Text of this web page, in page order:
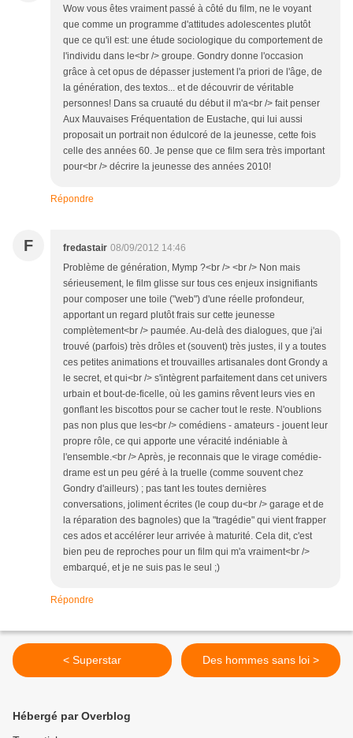
Wow vous êtes vraiment passé à côté du film, ne le voyant
que comme un programme d'attitudes adolescentes plutôt
que ce qu'il est: une étude sociologique du comportement de
l'individu dans le<br /> groupe. Gondry donne l'occasion
grâce à cet opus de dépasser justement l'a priori de l'âge, de
la génération, des textos... et de découvrir de véritable
personnes! Dans sa cruauté du début il m'a<br /> fait penser
Aux Mauvaises Fréquentation de Eustache, qui lui aussi
proposait un portrait non édulcoré de la jeunesse, cette fois
celle des années 60. Je pense que ce film sera très important
pour<br /> décrire la jeunesse des années 2010!
Répondre
F fredastair 08/09/2012 14:46
Problème de génération, Mymp ?<br /> <br /> Non mais
sérieusement, le film glisse sur tous ces enjeux insignifiants
pour composer une toile ("web") d'une réelle profondeur,
apportant un regard plutôt frais sur cette jeunesse
complètement<br /> paumée. Au-delà des dialogues, que j'ai
trouvé (parfois) très drôles et (souvent) très justes, il y a toutes
ces petites animations et trouvailles artisanales dont Grondy a
le secret, et qui<br /> s'intègrent parfaitement dans cet univers
urbain et bout-de-ficelle, où les gamins rêvent leurs vies en
gonflant les biscottos pour se cacher tout le reste. N'oublions
pas non plus que les<br /> comédiens - amateurs - jouent leur
propre rôle, ce qui apporte une véracité indéniable à
l'ensemble.<br /> Après, je reconnais que le virage comédie-
drame est un peu géré à la truelle (comme souvent chez
Gondry d'ailleurs) ; pas tant les toutes dernières
conversations, joliment écrites (le coup du<br /> garage et de
la réparation des bagnoles) que la "tragédie" qui vient frapper
ces ados et accélérer leur arrivée à maturité. Cela dit, c'est
bien peu de reproches pour un film qui m'a vraiment<br />
embarqué, et je ne suis pas le seul ;)
Répondre
< Superstar Des hommes sans loi >
Hébergé par Overblog